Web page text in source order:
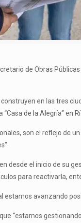
de Obras
en las tres
de la Alegría” en
son el reflejo de
desde el inicio de su
para reactivarla,
estamos avanzando
“estamos